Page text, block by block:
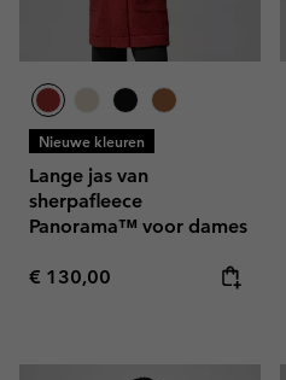
Nieuwe kleuren
Lange jas van
sherpafleece
Panorama™ voor dames
Regular price:
€ 130,00